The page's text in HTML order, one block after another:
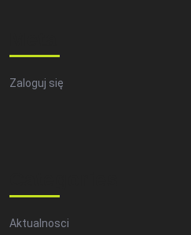
Zaloguj się
Aktualnosci